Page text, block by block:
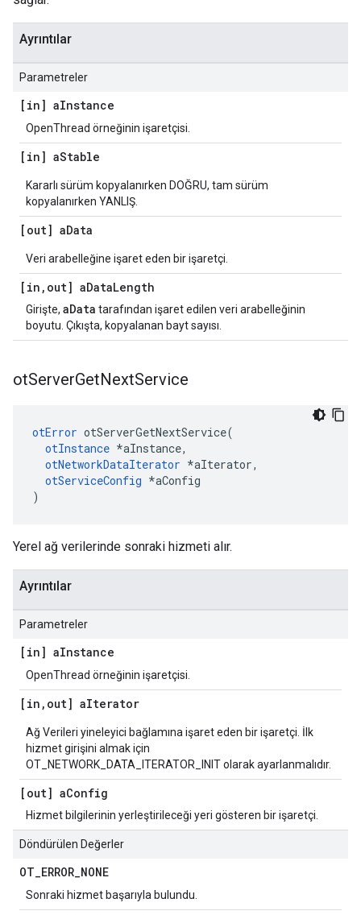
Ayrıntılar
Parametreler
[in] aInstance
OpenThread örneğinin işaretçisi.
[in] aStable
Kararlı sürüm kopyalanırken DOĞRU, tam sürüm
kopyalanırken YANLIŞ.
[out] aData
Veri arabelleğine işaret eden bir işaretçi.
[in , out] aDataLength
Girişte, aData tarafından işaret edilen veri arabelleğinin
boyutu. Çıkışta, kopyalanan bayt sayısı.
otServerGetNextService
otError otServerGetNextService(
otInstance *aInstance,
otNetworkDataIterator *aIterator,
otServiceConfig *aConfig
)
Yerel ağ verilerinde sonraki hizmeti alır.
Ayrıntılar
Parametreler
[in] aInstance
OpenThread örneğinin işaretçisi.
[in , out] aIterator
Ağ Verileri yineleyici bağlamına işaret eden bir işaretçi. İlk
hizmet girişini almak için
OT_NETWORK_DATA_ITERATOR_INIT olarak ayarlanmalıdır.
[out] aConfig
Hizmet bilgilerinin yerleştirileceği yeri gösteren bir işaretçi.
Döndürülen Değerler
OT_ERROR_NONE
Sonraki hizmet başarıyla bulundu.